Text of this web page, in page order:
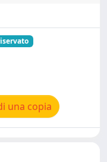
una copia